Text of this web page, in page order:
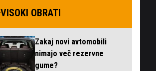
VISOKI OBRATI
Zakaj novi avtomobili
nimajo več rezervne
gume?